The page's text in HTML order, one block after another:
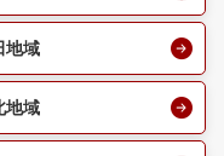
地域
地域